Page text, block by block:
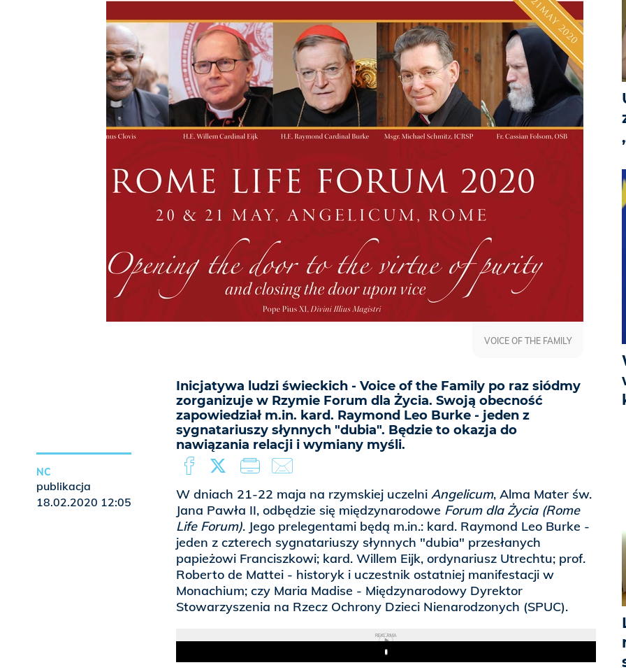
Inicjatywa ludzi świeckich - Voice of the Family po raz siódmy
zorganizuje w Rzymie Forum dla Życia. Swoją obecność
zapowiedział m.in. kard. Raymond Leo Burke - jeden z
sygnatariuszy słynnych "dubia". Będzie to okazja do
nawiązania relacji i wymiany myśli.
VOICE OF THE FAMILY
W dniach 21-22 maja na rzymskiej uczelni Angelicum, Alma Mater św.
Jana Pawła II, odbędzie się międzynarodowe Forum dla Życia (Rome
Life Forum). Jego prelegentami będą m.in.: kard. Raymond Leo Burke -
jeden z czterech sygnatariuszy słynnych "dubia" przesłanych
papieżowi Franciszkowi; kard. Willem Eijk, ordynariusz Utrechtu; prof.
Roberto de Mattei - historyk i uczestnik ostatniej manifestacji w
Monachium; czy Maria Madise - Międzynarodowy Dyrektor
Stowarzyszenia na Rzecz Ochrony Dzieci Nienarodzonych (SPUC).
REKLAMA
Play
NC
publikacja
18.02.2020 12:05